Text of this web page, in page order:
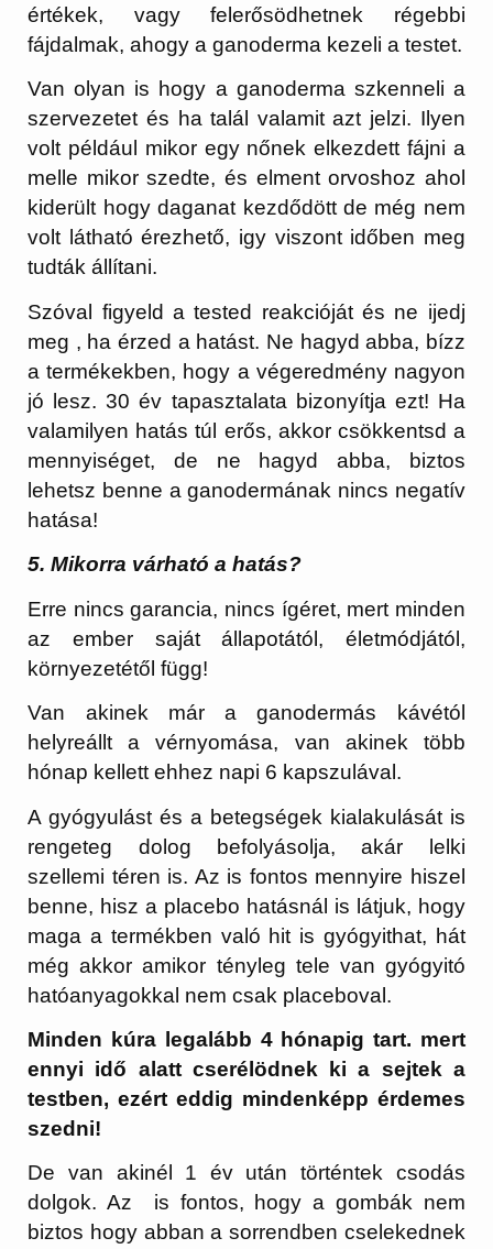
értékek, vagy felerősödhetnek régebbi
fájdalmak, ahogy a ganoderma kezeli a testet.
Van olyan is hogy a ganoderma szkenneli a
szervezetet és ha talál valamit azt jelzi. Ilyen
volt például mikor egy nőnek elkezdett fájni a
melle mikor szedte, és elment orvoshoz ahol
kiderült hogy daganat kezdődött de még nem
volt látható érezhető, igy viszont időben meg
tudták állítani.
Szóval figyeld a tested reakcióját és ne ijedj
meg , ha érzed a hatást. Ne hagyd abba, bízz
a termékekben, hogy a végeredmény nagyon
jó lesz. 30 év tapasztalata bizonyítja ezt! Ha
valamilyen hatás túl erős, akkor csökkentsd a
mennyiséget, de ne hagyd abba, biztos
lehetsz benne a ganodermának nincs negatív
hatása!
5. Mikorra várható a hatás?
Erre nincs garancia, nincs ígéret, mert minden
az ember saját állapotától, életmódjától,
környezetétől függ!
Van akinek már a ganodermás kávétól
helyreállt a vérnyomása, van akinek több
hónap kellett ehhez napi 6 kapszulával.
A gyógyulást és a betegségek kialakulását is
rengeteg dolog befolyásolja, akár lelki
szellemi téren is. Az is fontos mennyire hiszel
benne, hisz a placebo hatásnál is látjuk, hogy
maga a termékben való hit is gyógyithat, hát
még akkor amikor tényleg tele van gyógyitó
hatóanyagokkal nem csak placeboval.
Minden kúra legalább 4 hónapig tart. mert
ennyi idő alatt cserélödnek ki a sejtek a
testben, ezért eddig mindenképp érdemes
szedni!
De van akinél 1 év után történtek csodás
dolgok. Az is fontos, hogy a gombák nem
biztos hogy abban a sorrendben cselekednek